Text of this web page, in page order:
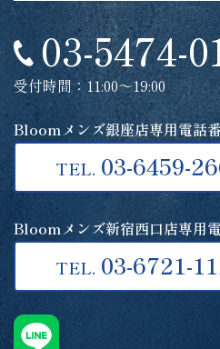
03-5474-
受付時間：11:00～19:00
Bloomメンズ銀座店専用電話
TEL. 03-6459-
Bloomメンズ新宿西口店専用
TEL. 03-6721-